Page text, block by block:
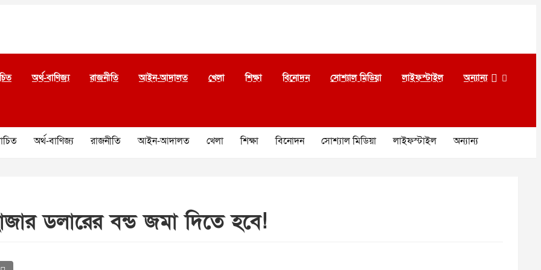
অর্থ-বাণিজ্য রাজনীতি আইন-আদালত খেলা শিক্ষা বিনোদন সোশ্যাল মিডিয়া লাইফস্টাইল অন্যান্য
অর্থ-বাণিজ্য রাজনীতি আইন-আদালত খেলা শিক্ষা বিনোদন সোশ্যাল মিডিয়া লাইফস্টাইল অন্যান্য
ডলারের বন্ড জমা দিতে হবে!